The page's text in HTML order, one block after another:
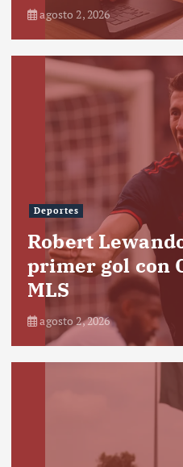
agosto 2, 2026
Deportes
Robert
primer gol con
MLS
agosto 2, 2026